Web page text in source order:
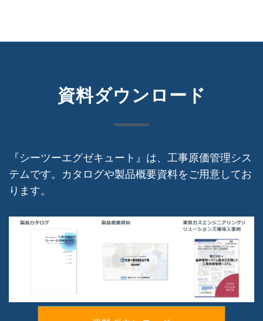
資料ダウンロード
『シーツーエグゼキュート』は、工事原価管理シス
テムです。カタログや製品概要資料をご用意してお
ります。